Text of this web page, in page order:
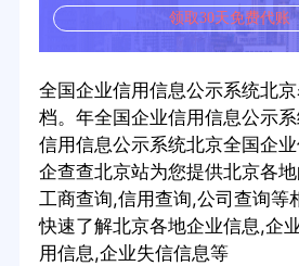
领取30天免费代账
全国企业信用信息公示系统北
档。年全国企业信用信息公示
信用信息公示系统北京全国企
企查查北京站为您提供北京各
工商查询,信用查询,公司查询等
快速了解北京各地企业信息,企
用信息,企业失信信息等